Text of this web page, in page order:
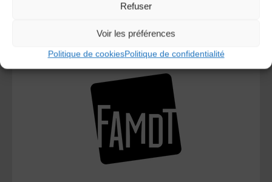
Refuser
Voir les préférences
Politique de cookiesPolitique de confidentialité
L’AMTA EST MEMBRE DE LA